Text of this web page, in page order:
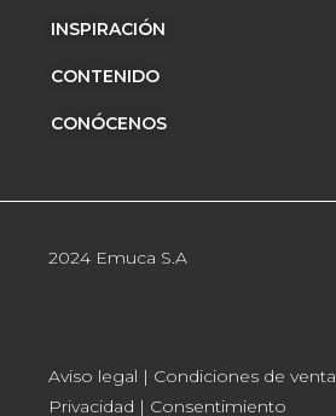
INSPIRACIÓN
CONTENIDO
CONÓCENOS
2024 Emuca S.A
Aviso legal | Condiciones de venta
Privacidad | Consentimiento